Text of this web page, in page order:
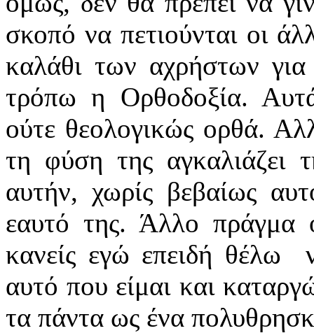
σκοπό να πετιούνται οι
καλάθι των αχρήστων
τρόπω η Ορθοδοξία.
ούτε θεολογικώς ορθά.
τη φύση της αγκαλιάζει
αυτήν, χωρίς βεβαίως
εαυτό της. Άλλο πράγμα
κανείς εγώ επειδή θέλω
αυτό που είμαι και
τα πάντα ως ένα